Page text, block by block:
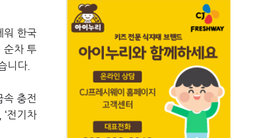
워 한국
순차 투
니다.
속 충전
전기차